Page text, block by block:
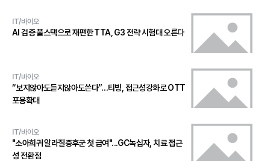
IT/바이오
AI 검증 풀스택으로 재편한 TTA, G3 전략 시험대 오른다
IT/바이오
“보지않아도듣지않아도쓴다”…티빙, 접근성강화로 OTT
포용확대
IT/바이오
"소아희귀 알라질증후군 첫 급여"...GC녹십자, 치료 접근
성 전환점